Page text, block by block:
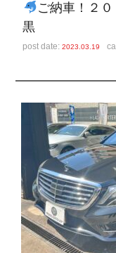
全国納車
注文販売
スタッフ紹介
お問い合わせ
スタッフblog
ホーム
ご納車！２
黒
post date:2023.03.19